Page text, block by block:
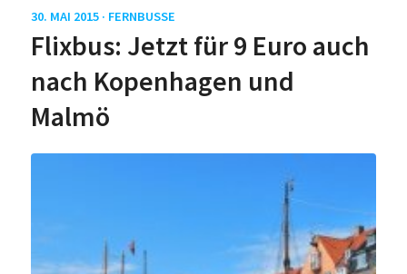
30. MAI 2015 · FERNBUSSE
Flixbus: Jetzt für 9 Euro auch
nach Kopenhagen und
Malmö